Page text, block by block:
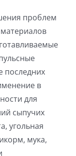
проблем
последних
в
для
сыпучих
угольная
мука,